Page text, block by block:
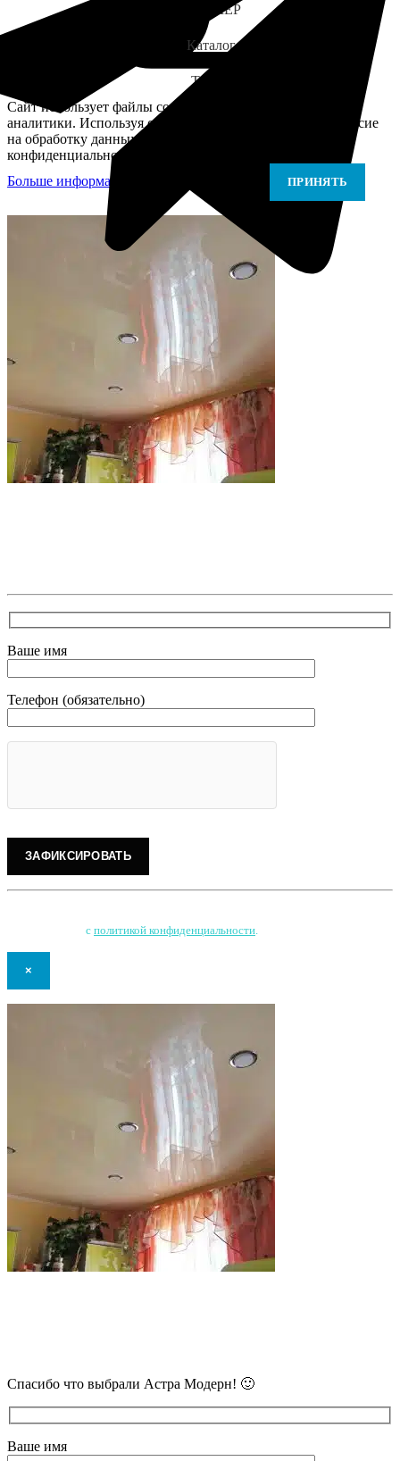
ЗАМЕР
Каталог
Telegram
Сайт использует файлы cookie для персонализации и
аналитики. Используя сайт, вы подтверждаете своё согласие
на обработку данных в соответствии с Политикой
конфиденциальности.
Больше информации
ПРИНЯТЬ
Ваше имя
Телефон (обязательно)
с политикой конфиденциальности.
×
Спасибо что выбрали Астра Модерн! 🙂
Ваше имя